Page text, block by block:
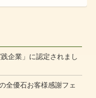
企業」に認定されまし
全優石お客様感謝フェ